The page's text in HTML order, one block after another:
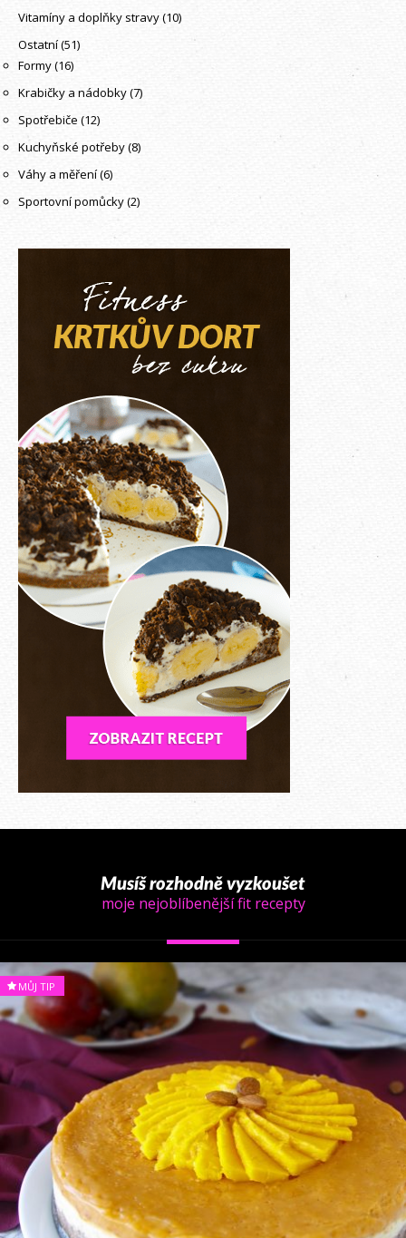
Vitamíny a doplňky stravy(10)
Ostatní(51)
Formy(16)
Krabičky a nádobky(7)
Spotřebiče (12)
Kuchyňské potřeby(8)
Váhy a měření(6)
Sportovní pomůcky(2)
Musíš rozhodně vyzkoušet
moje nejoblíbenější fit recepty
MŮJ TIP